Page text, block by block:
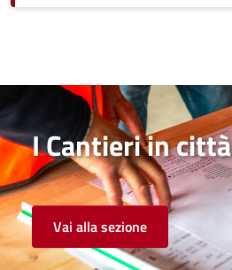
I Cantieri in città
Vai alla sezione